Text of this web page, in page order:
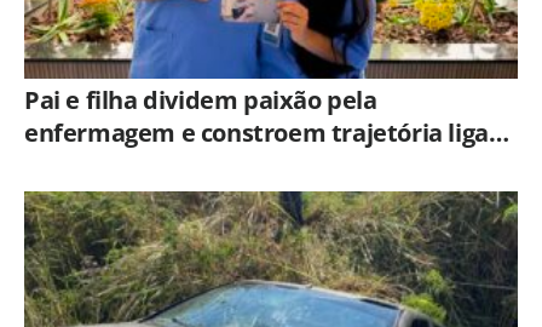
Pai e filha dividem paixão pela
enfermagem e constroem trajetória ligada